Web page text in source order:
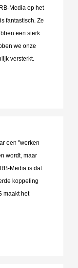
Media op het
fantastisch. Ze
een sterk
we onze
versterkt.
RB-Media op het
een "werken
wordt, maar
Media is dat
koppeling
maakt het
een "werken bij"